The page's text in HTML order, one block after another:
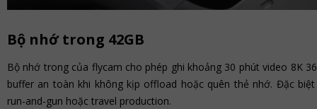
Bộ nhớ trong 42GB
Bộ nhớ trong của flycam cho phép ghi khoảng 30 phút video 8K
buffer an toàn khi không kịp offload hoặc quên thẻ nhớ. Đặc
run-and-gun hoặc travel production.